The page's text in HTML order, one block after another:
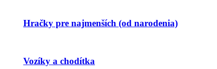
Hračky pre najmenších (od narodenia)
Vozíky a chodítka